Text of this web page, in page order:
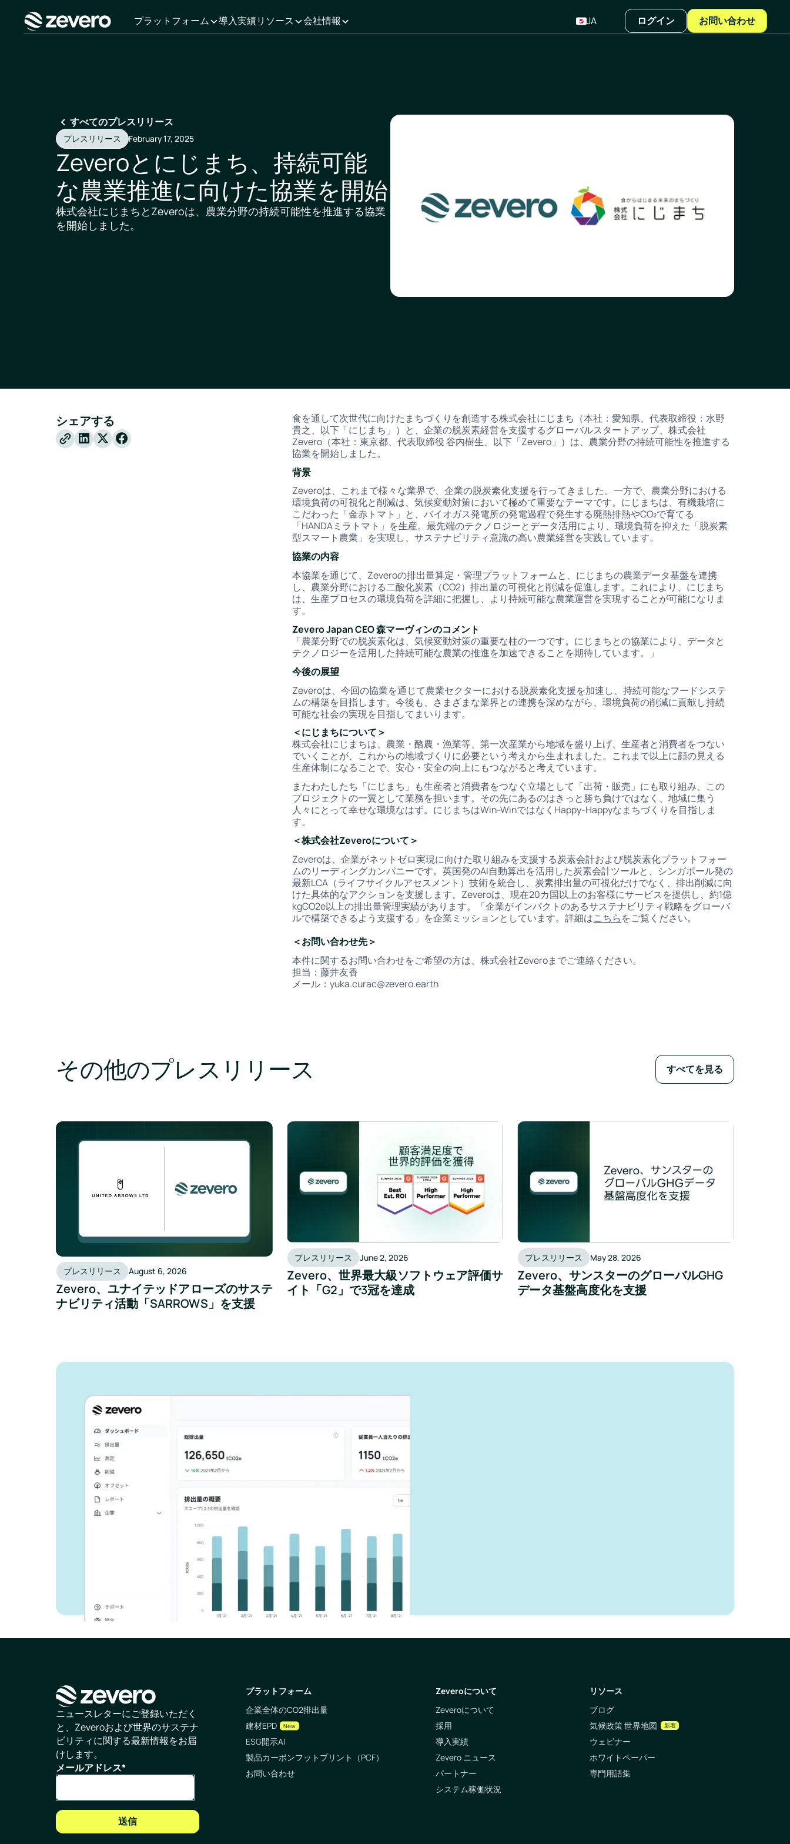
ホーム
プラットフォーム 導入実績リソース 会社情報 JA ログイン お問い合わせ
すべてのプレスリリース
プレスリリース February 17, 2025
Zeveroとにじまち、持続可能
な農業推進に向けた協業を開始
株式会社にじまちとZeveroは、農業分野の持続可能性を推進する協業
を開始しました。
シェアする
X
Facebook
食を通して次世代に向けたまちづくりを創造する株式会社にじまち（本社：愛知県、代表取締役：水野
貴之、以下「にじまち」）と、企業の脱炭素経営を支援するグローバルスタートアップ、株式会社
Zevero（本社：東京都、代表取締役 谷内樹生、以下「Zevero」）は、農業分野の持続可能性を推進する
協業を開始しました。
背景
Zeveroは、これまで様々な業界で、企業の脱炭素化支援を行ってきました。一方で、農業分野における
環境負荷の可視化と削減は、気候変動対策において極めて重要なテーマです。にじまちは、有機栽培に
こだわった「金赤トマト」と、バイオガス発電所の発電過程で発生する廃熱排熱やCO₂で育てる
「HANDAミラトマト」を生産。最先端のテクノロジーとデータ活用により、環境負荷を抑えた「脱炭素
型スマート農業」を実現し、サステナビリティ意識の高い農業経営を実践しています。
協業の内容
本協業を通じて、Zeveroの排出量算定・管理プラットフォームと、にじまちの農業データ基盤を連携
し、農業分野における二酸化炭素（CO2）排出量の可視化と削減を促進します。これにより、にじまち
は、生産プロセスの環境負荷を詳細に把握し、より持続可能な農業運営を実現することが可能になりま
す。
Zevero Japan CEO 森マーヴィンのコメント
「農業分野での脱炭素化は、気候変動対策の重要な柱の一つです。にじまちとの協業により、データと
テクノロジーを活用した持続可能な農業の推進を加速できることを期待しています。」
今後の展望
Zeveroは、今回の協業を通じて農業セクターにおける脱炭素化支援を加速し、持続可能なフードシステ
ムの構築を目指します。今後も、さまざまな業界との連携を深めながら、環境負荷の削減に貢献し持続
可能な社会の実現を目指してまいります。
＜にじまちについて＞
株式会社にじまちは、農業・酪農・漁業等、第一次産業から地域を盛り上げ、生産者と消費者をつない
でいくことが、これからの地域づくりに必要という考えから生まれました。これまで以上に顔の見える
生産体制になることで、安心・安全の向上にもつながると考えています。
またわたしたち「にじまち」も生産者と消費者をつなぐ立場として「出荷・販売」にも取り組み、この
プロジェクトの一翼として業務を担います。その先にあるのはきっと勝ち負けではなく、地域に集う
人々にとって幸せな環境なはず。にじまちはWin-WinではなくHappy-Happyなまちづくりを目指しま
す。
＜株式会社Zeveroについて＞
Zeveroは、企業がネットゼロ実現に向けた取り組みを支援する炭素会計および脱炭素化プラットフォー
ムのリーディングカンパニーです。英国発のAI自動算出を活用した炭素会計ツールと、シンガポール発の
最新LCA（ライフサイクルアセスメント）技術を統合し、炭素排出量の可視化だけでなく、排出削減に向
けた具体的なアクションを支援します。Zeveroは、現在20カ国以上のお客様にサービスを提供し、約1億
kgCO2e以上の排出量管理実績があります。「企業がインパクトのあるサステナビリティ戦略をグローバ
ルで構築できるよう支援する」を企業ミッションとしています。詳細はこちらをご覧ください。
＜お問い合わせ先＞
本件に関するお問い合わせをご希望の方は、株式会社Zeveroまでご連絡ください。
担当：藤井友香
メール：yuka.curac@zevero.earth
その他のプレスリリース すべてを見る
プレスリリース August 6, 2026
Zevero、ユナイテッドアローズのサステ
ナビリティ活動「SARROWS」を支援
プレスリリース June 2, 2026
Zevero、世界最大級ソフトウェア評価サ
イト「G2」で3冠を達成
プレスリリース May 28, 2026
Zevero、サンスターのグローバルGHG
データ基盤高度化を支援
Zeveroがどのように報
告作業を効率化できる
か、ご紹介します。
ビジネスを成長させ、環境への影響を抑えま
しょう。
ホームページ
ニュースレターにご登録いただく
と、Zeveroおよび世界のサステナ
ビリティに関する最新情報をお届
けします。
メールアドレス*
プラットフォーム
企業全体のCO2排出量
建材EPD
New
ESG開示AI
製品カーボンフットプリント（PCF）
お問い合わせ
Zeveroについて
Zeveroについて
採用
導入実績
Zevero ニュース
パートナー
システム稼働状況
リソース
ブログ
気候政策 世界地図
新着
ウェビナー
ホワイトペーパー
専門用語集